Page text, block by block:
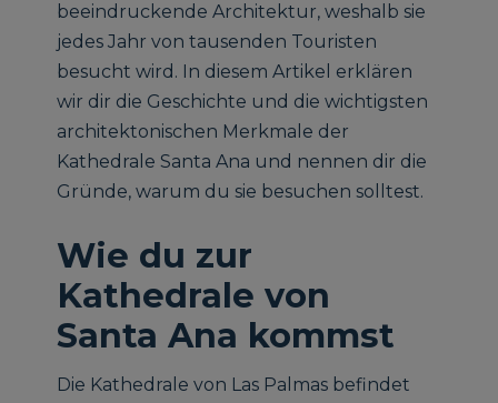
beeindruckende Architektur, weshalb sie
jedes Jahr von tausenden Touristen
besucht wird. In diesem Artikel erklären
wir dir die Geschichte und die wichtigsten
architektonischen Merkmale der
Kathedrale Santa Ana und nennen dir die
Gründe, warum du sie besuchen solltest.
Wie du zur
Kathedrale von
Santa Ana kommst
Die Kathedrale von Las Palmas befindet